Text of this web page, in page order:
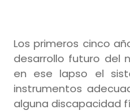
Los primeros cinco
desarrollo futuro del
en ese lapso el
instrumentos
alguna discapacidad